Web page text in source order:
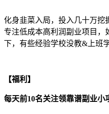
化身韭菜入局，投入几十万挖
专注低成本高利润副业项目，
下，有些经验学校没教&上班
【福利】
每天前10名关注领靠谱副业小